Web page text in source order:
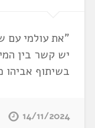
"את עולמי עם
יש קשר בין
בשיתוף אביהו
14/11/2024